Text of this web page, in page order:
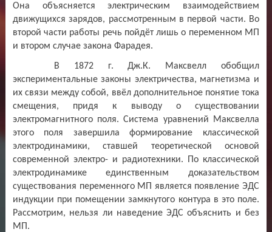
Она объясняется электрическим взаимодействием
движущихся зарядов, рассмотренным в первой части. Во
второй части работы речь пойдёт лишь о переменном МП
и втором случае закона Фарадея.
В 1872 г. Дж.К. Максвелл обобщил
экспериментальные законы электричества, магнетизма и
их связи между собой, ввёл дополнительное понятие тока
смещения, придя к выводу о существовании
электромагнитного поля. Система уравнений Максвелла
этого поля завершила формирование классической
электродинамики, ставшей теоретической основой
современной электро- и радиотехники. По классической
электродинамике единственным доказательством
существования переменного МП является появление ЭДС
индукции при помещении замкнутого контура в это поле.
Рассмотрим, нельзя ли наведение ЭДС объяснить и без
МП.